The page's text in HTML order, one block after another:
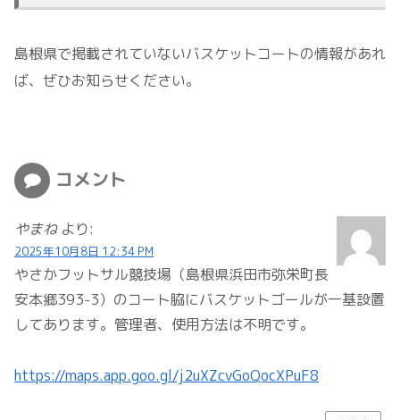
島根県で掲載されていないバスケットコートの情報があれ
ば、ぜひお知らせください。
コメント
やまね より:
2025年10月8日 12:34 PM
やさかフットサル競技場（島根県浜田市弥栄町長
安本郷393-3）のコート脇にバスケットゴールが一基設置
してあります。管理者、使用方法は不明です。
https://maps.app.goo.gl/j2uXZcvGoQocXPuF8